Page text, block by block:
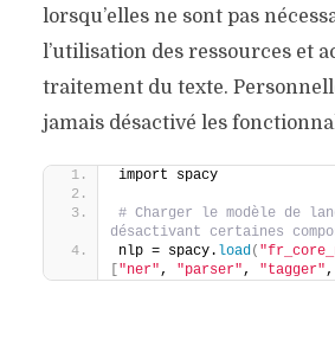
lorsqu’elles ne sont pas
l’utilisation des ressources et
traitement du texte.
jamais désactivé les
import spacy
# Charger le modèle de
désactivant certaines
nlp = spacy. load(
"ner", "parser", "tagger",